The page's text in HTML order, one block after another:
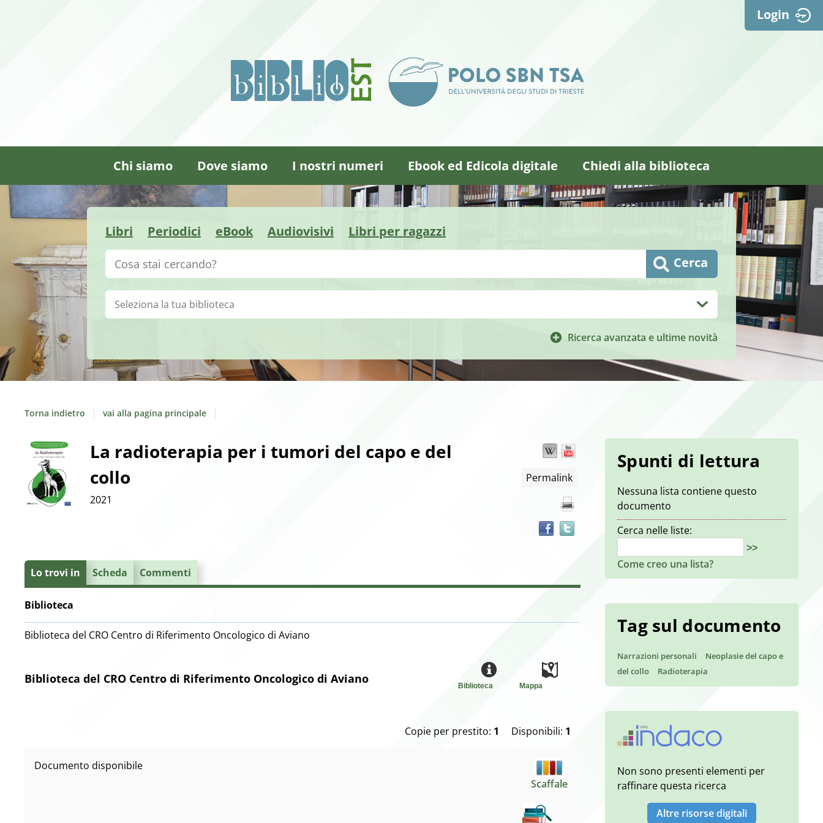
Login
Chi siamo Dove siamo I nostri numeri Ebook ed Edicola digitale Chiedi alla biblioteca
Libri Periodici eBook Audiovisivi Libri per ragazzi
Cerca su "Catalogo" Cerca
Ricerca avanzata e ultime novità
Biblioteca:
Torna indietro vai alla pagina principale
Dettaglio
del
Wikipedia
Permalink
La radioterapia per i tumori del capo e del
collo
2021
Lo trovi in Scheda Commenti
Biblioteca
Biblioteca del CRO Centro di Riferimento Oncologico di Aviano
Biblioteca del CRO Centro di Riferimento Oncologico di Aviano Mappa
Biblioteca
Copie per prestito: 1 Disponibili: 1
Documento disponibile
Scaffale
Spunti di lettura
Nessuna lista contiene questo
documento
Cerca nelle liste:
>>
Come creo una lista?
Tag sul documento
Narrazioni personali
Neoplasie del capo e
del collo
Radioterapia
Non sono presenti elementi per
raffinare questa ricerca
Altre risorse digitali